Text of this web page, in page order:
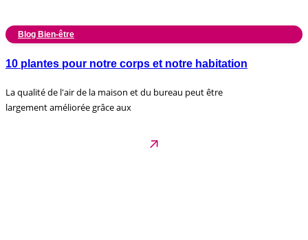
Blog Bien-être
10 plantes pour notre corps et notre habitation
La qualité de l'air de la maison et du bureau peut être
largement améliorée grâce aux